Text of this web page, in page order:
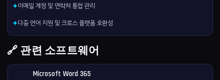
✦이메일 계정 및 연락처 통합 관리
✦다중 언어 지원 및 크로스 플랫폼 호환성
🔗 관련 소프트웨어
Microsoft Word 365